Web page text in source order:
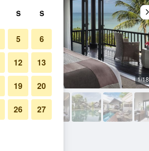
1/18
Fotos
S S
5 6
12 13
19 20
26 27